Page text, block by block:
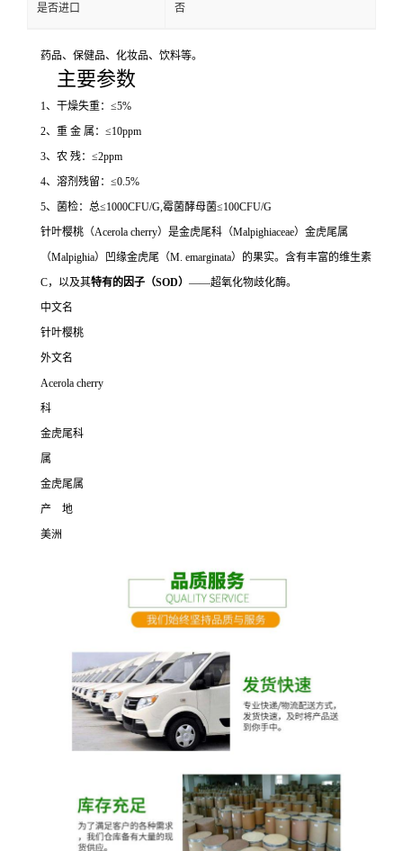
是否进口 否
药品、保健品、化妆品、饮料等。
主要参数
1、干燥失重：≤5%
2、重 金 属：≤10ppm
3、农 残：≤2ppm
4、溶剂残留：≤0.5%
5、菌检：总≤1000CFU/G,霉菌酵母菌≤100CFU/G
针叶樱桃（Acerola cherry）是金虎尾科（Malpighiaceae）金虎尾属
（Malpighia）凹缘金虎尾（M. emarginata）的果实。含有丰富的维生素
C，以及其特有的因子（SOD） ——超氧化物歧化酶。
中文名
针叶樱桃
外文名
Acerola cherry
科
金虎尾科
属
金虎尾属
产 地
美洲